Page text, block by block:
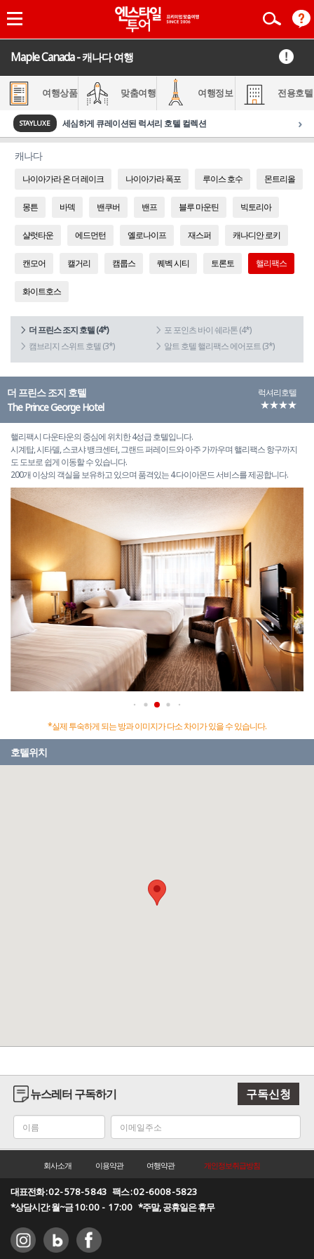
Maple Canada - 캐나다 여행
여행상품 맞춤여행 여행정보 전용호텔
STAYLUXE 세심하게 큐레이션된 럭셔리 호텔 컬렉션 ›
캐나다
나이아가라 온 더 레이크 나이아가라 폭포 루이스 호수 몬트리올
몽튼 바덱 밴쿠버 밴프 블루 마운틴 빅토리아
샬럿타운 에드먼턴 옐로나이프 재스퍼 캐나디안 로키
캔모어 캘거리 캠룹스 퀘벡 시티 토론토 핼리팩스
화이트호스
더 프린스 조지 호텔 (4*)
포 포인츠 바이 쉐라톤 (4*)
캠브리지 스위트 호텔 (3*)
알트 호텔 핼리팩스 에어포트 (3*)
더 프린스 조지 호텔
The Prince George Hotel
럭셔리호텔
★★★★
핼리팩시 다운타운의 중심에 위치한 4성급 호텔입니다.
시계탑, 시타델, 스코샤 뱅크센터, 그랜드 퍼레이드와 아주 가까우며 핼리팩스 항구까지
도 도보로 쉽게 이동할 수 있습니다.
200개 이상의 객실을 보유하고 있으며 품격있는 4 다이아몬드 서비스를 제공합니다.
*실제 투숙하게 되는 방과 이미지가 다소 차이가 있을 수 있습니다.
호텔위치
뉴스레터 구독하기 구독신청
회사소개 이용약관 여행약관 개인정보취급방침
대표전화 :02-578-5843 팩스 :02-6008-5823
*상담시간: 월~금10:00 - 17:00 *주말, 공휴일은 휴무